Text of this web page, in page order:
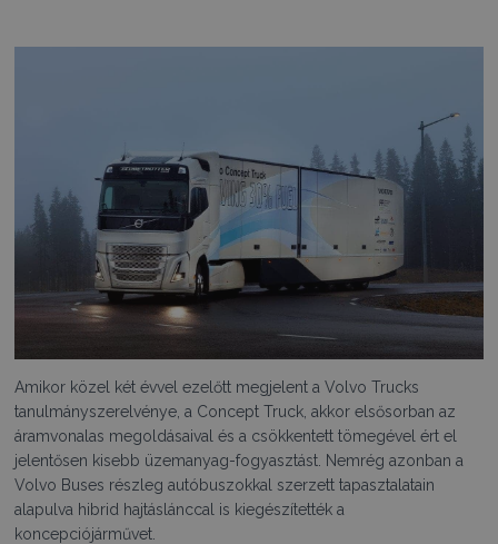
Amikor közel két évvel ezelőtt megjelent a Volvo Trucks
tanulmányszerelvénye, a Concept Truck, akkor elsősorban az
áramvonalas megoldásaival és a csökkentett tömegével ért el
jelentősen kisebb üzemanyag-fogyasztást. Nemrég azonban a
Volvo Buses részleg autóbuszokkal szerzett tapasztalatain
alapulva hibrid hajtáslánccal is kiegészítették a
koncepciójárművet.